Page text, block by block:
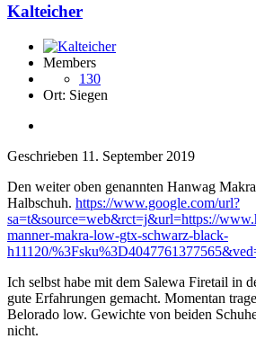
Kalteicher
Members
130
Ort: Siegen
Geschrieben 11. September 2019
Den weiter oben genannten Hanwag
Halbschuh. https://www.google.com/url?
sa=t&source=web&rct=j&url=https://
manner-makra-low-gtx-schwarz-black-
h11120/
Ich selbst habe mit dem Salewa Firetail in
gute Erfahrungen gemacht. Momentan
Belorado low. Gewichte von beiden
nicht.